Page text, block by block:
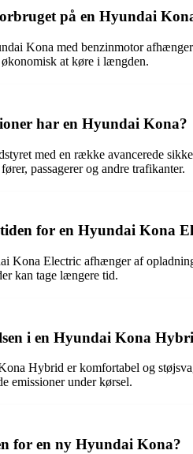
på en Hyundai
Kona med benzinmotor
at køre i længden.
har en Hyundai Kona?
med en række avancerede
passagerer og andre trafikanter.
for en Hyundai Kona
Kona Electric afhænger af
kan tage længere tid.
i en Hyundai Kona
Hybrid er komfortabel og
emissioner under kørsel.
for en ny Hyundai Kona?